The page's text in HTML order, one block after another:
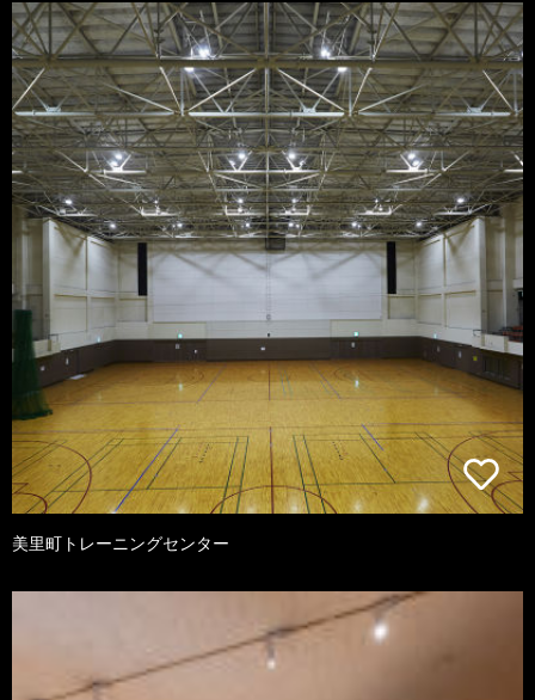
美里町トレーニングセンター